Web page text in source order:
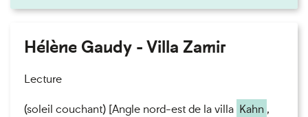
Hélène Gaudy - Villa Zamir
Lecture
(soleil couchant) [Angle nord-est de la villa Kahn ,